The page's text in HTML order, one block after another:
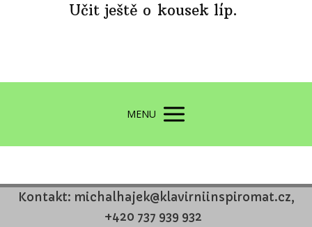
Učit ještě o kousek líp.
MENU
Kontakt: michalhajek@klavirniinspiromat.cz,
+420 737 939 932